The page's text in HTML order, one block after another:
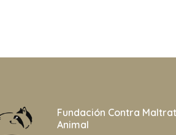
Fundación Contra
Animal